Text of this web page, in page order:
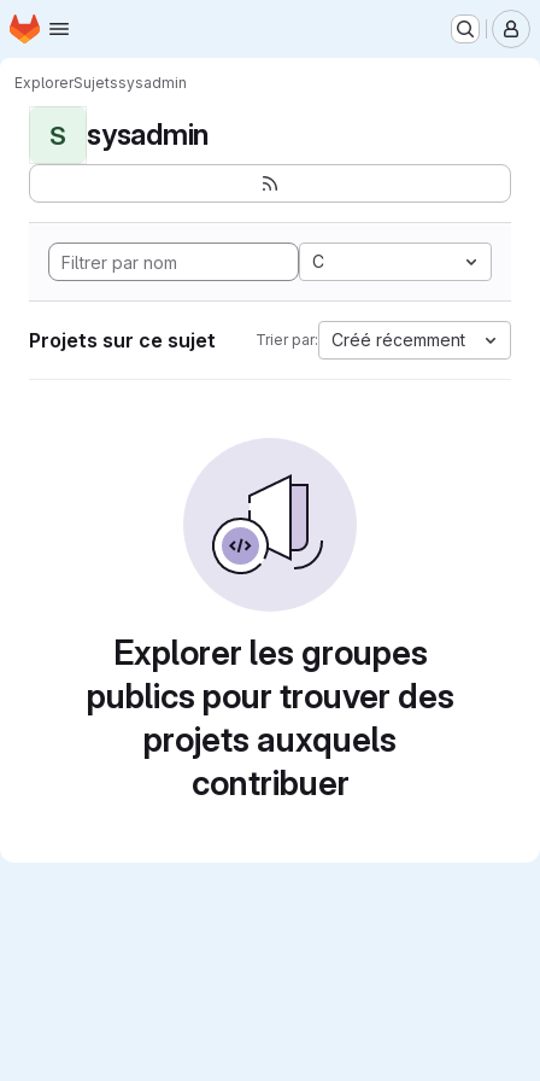
Passer au contenu principal
Page d'accueil
ExplorerSujetssysadmin
S sysadmin
C
Projets sur ce sujet Trier par: Créé récemment
Explorer les groupes
publics pour trouver des
projets auxquels
contribuer